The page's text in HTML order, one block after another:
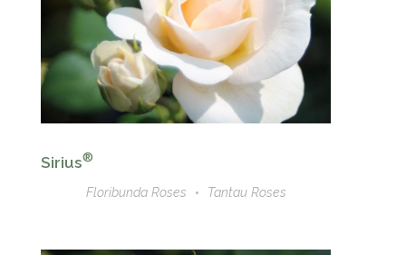
Sirius®
Floribunda Roses Tantau Roses